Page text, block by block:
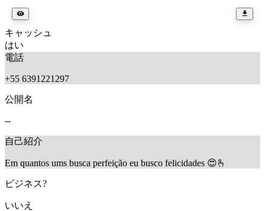
キャッシュ
はい
電話
+55 6391221297
公開名
--
自己紹介
Em quantos ums busca perfeição eu busco felicidades 😍🫰
ビジネス?
いいえ